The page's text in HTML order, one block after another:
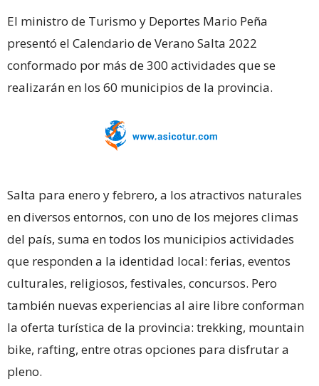
El ministro de Turismo y Deportes Mario Peña
presentó el Calendario de Verano Salta 2022
conformado por más de 300 actividades que se
realizarán en los 60 municipios de la provincia.
Salta para enero y febrero, a los atractivos naturales
en diversos entornos, con uno de los mejores climas
del país, suma en todos los municipios actividades
que responden a la identidad local: ferias, eventos
culturales, religiosos, festivales, concursos. Pero
también nuevas experiencias al aire libre conforman
la oferta turística de la provincia: trekking, mountain
bike, rafting, entre otras opciones para disfrutar a
pleno.